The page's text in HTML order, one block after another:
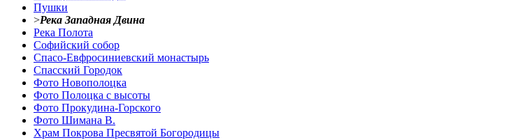
Пушки
>Река Западная Двина
Река Полота
Софийский собор
Спасо-Евфросиниевский монастырь
Спасский Городок
Фото Новополоцка
Фото Полоцка с высоты
Фото Прокудина-Горского
Фото Шимана В.
Храм Покрова Пресвятой Богородицы